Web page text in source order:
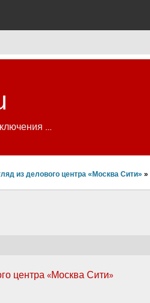
…
из делового центра «Москва Сити» »